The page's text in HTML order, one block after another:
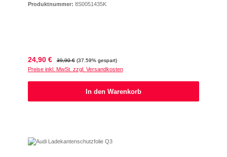
Produktnummer: 8S0051435K
Verkaufspreis:
24,90 € Regulärer Preis:
39,90 € (37.59% gespart)
Preise inkl. MwSt. zzgl. Versandkosten
In den Warenkorb